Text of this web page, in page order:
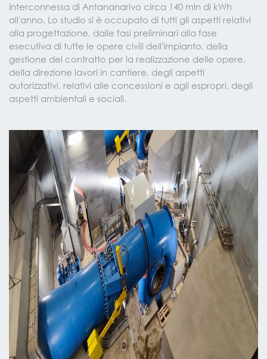
Interconnessa di Antananarivo circa 140 mln di kWh
all'anno. Lo studio si è occupato di tutti gli aspetti relativi
alla progettazione, dalle fasi preliminari alla fase
esecutiva di tutte le opere civili dell'impianto, della
gestione del contratto per la realizzazione delle opere,
della direzione lavori in cantiere, degli aspetti
autorizzativi, relativi alle concessioni e agli espropri, degli
aspetti ambientali e sociali.